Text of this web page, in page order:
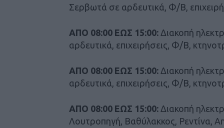
Σερβωτά σε αρδευτικά, Φ/Β,
ΑΠΟ 08:00 ΕΩΣ 15:00: Διακοπή
αρδευτικά, επιχειρήσεις, Φ/Β,
ΑΠΟ 08:00 ΕΩΣ 15:00: Διακοπή
αρδευτικά, επιχειρήσεις, Φ/Β,
ΑΠΟ 08:00 ΕΩΣ 15:00: Διακοπή
Λουτροπηγή, Βαθύλακκος, Ρεντίνα,